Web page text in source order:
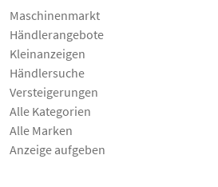
Maschinenmarkt
Händlerangebote
Kleinanzeigen
Händlersuche
Versteigerungen
Alle Kategorien
Alle Marken
Anzeige aufgeben